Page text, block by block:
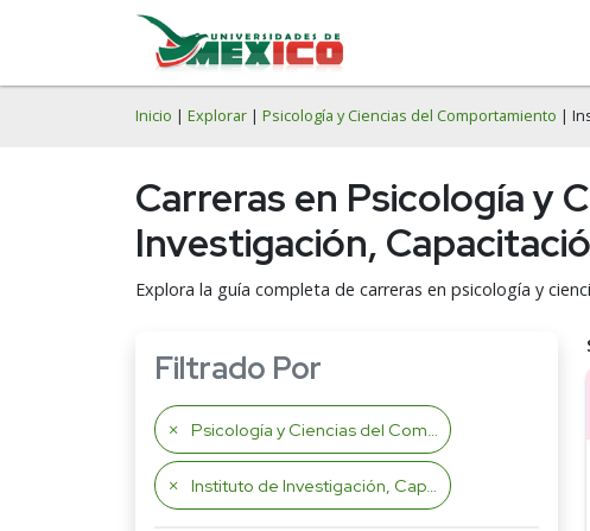
Inicio | Explorar | Psicología y Ciencias del Comportamiento |
Carreras en Psicología y
Investigación,
Explora la guía completa de carreras en psicología y
Filtrado Por
Psicología y Ciencias del Comportamiento
Instituto de Investigación, Capacitación y Psicoterapia